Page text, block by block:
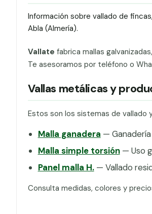
Información sobre vallado de
Abla (Almería).
Vallate fabrica mallas
Te asesoramos por teléfono o
Vallas metálicas y
Estos son los sistemas de vallado
Malla ganadera —
Malla simple torsión— Uso
Panel malla H.— Vallado
Consulta medidas, colores y